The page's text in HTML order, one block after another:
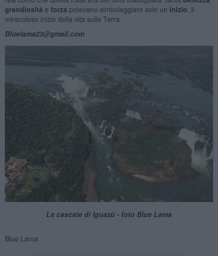
grandiositá e forza potevano simboleggiare solo un inizio , il
miracoloso inizio della vita sulla Terra.
Bluelama23@gmail.com
Le cascate di Iguazù - foto Blue Lama
Blue Lama